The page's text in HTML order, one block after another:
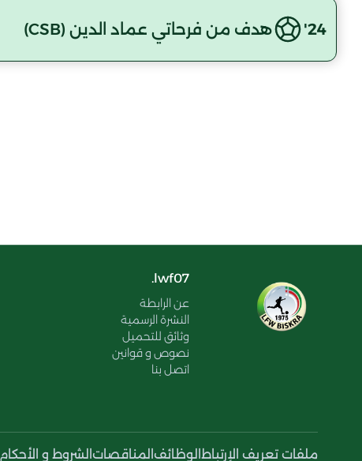
24' هدف من فرحاتي عماد الدين (CSB)
lwf07.
عن الرابطة
النشرة الرسمية
وثائق للتحميل
نصوص و قوانين
اتصل بنا
ملفات تعريف الإرتباط الوظائف المناقصات الشروط و الأحكام